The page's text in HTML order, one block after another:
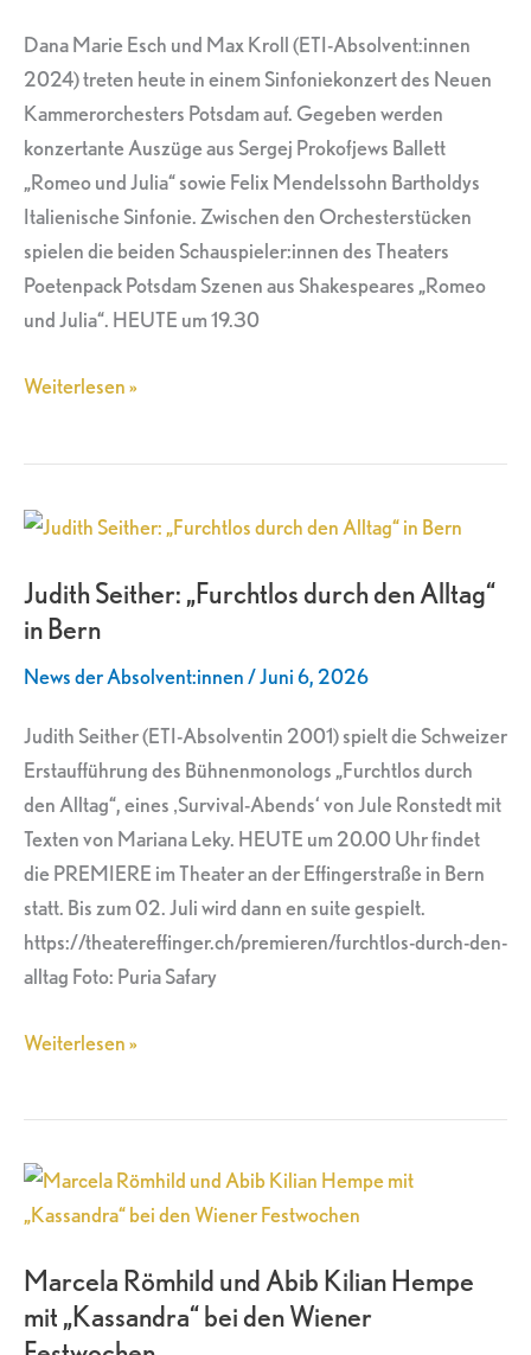
Dana Marie Esch und Max Kroll (ETI-Absolvent:innen
2024) treten heute in einem Sinfoniekonzert des Neuen
Kammerorchesters Potsdam auf. Gegeben werden
konzertante Auszüge aus Sergej Prokofjews Ballett
„Romeo und Julia“ sowie Felix Mendelssohn Bartholdys
Italienische Sinfonie. Zwischen den Orchesterstücken
spielen die beiden Schauspieler:innen des Theaters
Poetenpack Potsdam Szenen aus Shakespeares „Romeo
und Julia“. HEUTE um 19.30
dem
Neuen
Kammerorchester
Potsdam
Weiterlesen »
Judith Seither: „Furchtlos durch den Alltag“
in Bern
News der Absolvent:innen/Juni 6, 2026
Judith Seither (ETI-Absolventin 2001) spielt die Schweizer
Erstaufführung des Bühnenmonologs „Furchtlos durch
den Alltag“, eines ‚Survival-Abends‘ von Jule Ronstedt mit
Texten von Mariana Leky. HEUTE um 20.00 Uhr findet
die PREMIERE im Theater an der Effingerstraße in Bern
statt. Bis zum 02. Juli wird dann en suite gespielt.
https://theatereffinger.ch/premieren/furchtlos-durch-den-
alltag Foto: Puria Safary
Judith
„Furchtlos
durch
in
Bern
Weiterlesen »
Marcela Römhild und Abib Kilian Hempe
mit „Kassandra“ bei den Wiener
Marcela
Römhild
Abib
Kilian